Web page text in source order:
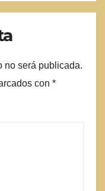
no será publicada.
con *